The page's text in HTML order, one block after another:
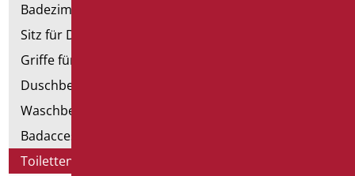
Badezimmerspiegel
Sitz für Dusche und Badewanne
Griffe für Dusche mit Brausenhalter
Duschbecken und Kabine
Waschbecken
Badaccessoires
Toiletten, Bidet und ausgestattete Wände